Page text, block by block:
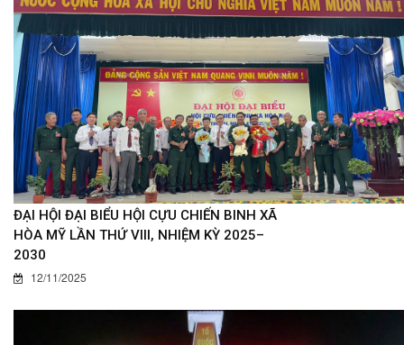
ĐẠI HỘI ĐẠI BIỂU HỘI CỰU CHIẾN BINH XÃ
HÒA MỸ LẦN THỨ VIII, NHIỆM KỲ 2025–
2030
12/11/2025